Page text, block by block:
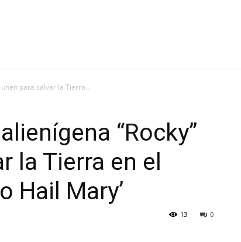
unen para salvar la Tierra...
“Rocky”
la Tierra en el
Hail Mary’
0
13